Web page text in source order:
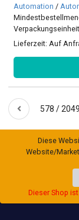
Automation /
Lieferzeit: Auf
578 / 2049
Diese
Website/
Dieser Shop